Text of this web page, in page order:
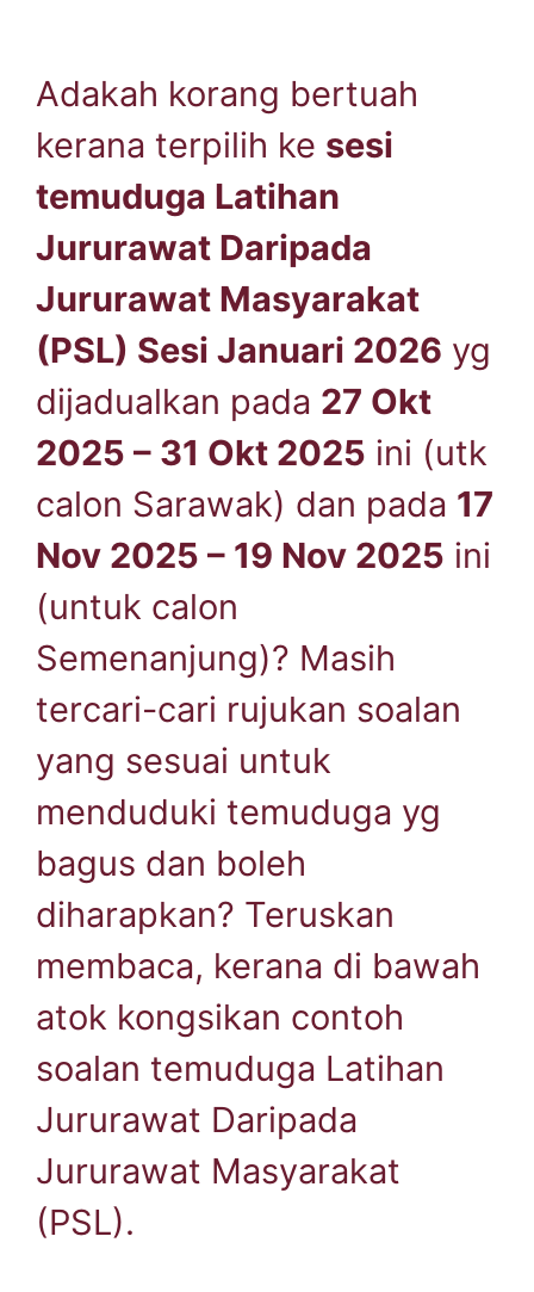
Adakah korang bertuah
kerana terpilih ke sesi
temuduga Latihan
Jururawat Daripada
Jururawat Masyarakat
(PSL) Sesi Januari 2026 yg
dijadualkan pada 27 Okt
2025 – 31 Okt 2025 ini (utk
calon Sarawak) dan pada 17
Nov 2025 – 19 Nov 2025 ini
(untuk calon
Semenanjung)? Masih
tercari-cari rujukan soalan
yang sesuai untuk
menduduki temuduga yg
bagus dan boleh
diharapkan? Teruskan
membaca, kerana di bawah
atok kongsikan contoh
soalan temuduga Latihan
Jururawat Daripada
Jururawat Masyarakat
(PSL).